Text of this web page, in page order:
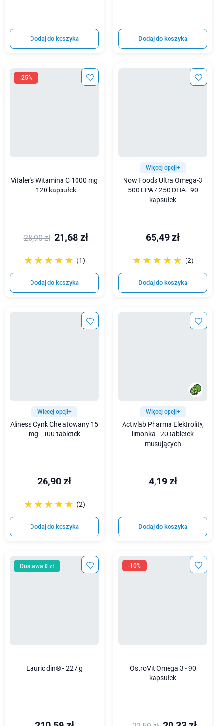
Dodaj do koszyka Dodaj do koszyka
-25%
Vitaler's Witamina C 1000 mg
- 120 kapsułek
28,90 zł 21,68 zł
☆☆☆☆☆
★★★★★ (1)
Dodaj do koszyka
Więcej opcji+
Now Foods Ultra Omega-3
500 EPA / 250 DHA - 90
kapsułek
65,49 zł
☆☆☆☆☆
★★★★★ (2)
Dodaj do koszyka
Więcej opcji+
Aliness Cynk Chelatowany 15
mg - 100 tabletek
26,90 zł
☆☆☆☆☆
★★★★★ (2)
Dodaj do koszyka
Więcej opcji+
Activlab Pharma Elektrolity,
limonka - 20 tabletek
musujących
4,19 zł
Dodaj do koszyka
Dostawa 0 zł
Lauricidin® - 227 g
-10%
OstroVit Omega 3 - 90
kapsułek